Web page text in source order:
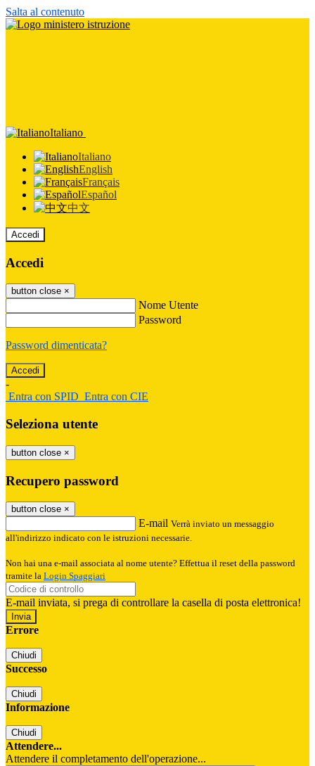
Salta al contenuto
Italiano
Italiano
English
Français
Español
中文
Accedi
Accedi
button close ×
Nome Utente
Password
Password dimenticata?
-
Entra con SPID Entra con CIE
Seleziona utente
button close ×
Recupero password
button close ×
E-mail Verrà inviato un messaggio
all'indirizzo indicato con le istruzioni necessarie.
Non hai una e-mail associata al nome utente? Effettua il reset della password
tramite la Login Spaggiari
E-mail inviata, si prega di controllare la casella di posta elettronica!
Errore
Chiudi
Successo
Chiudi
Informazione
Chiudi
Attendere...
Attendere il completamento dell'operazione...